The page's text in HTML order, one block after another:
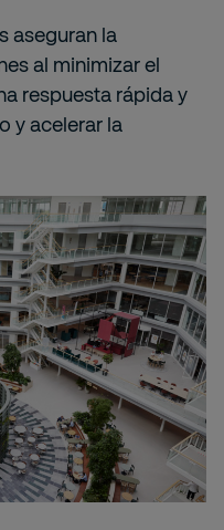
aseguran la
al minimizar el
respuesta rápida y
y acelerar la